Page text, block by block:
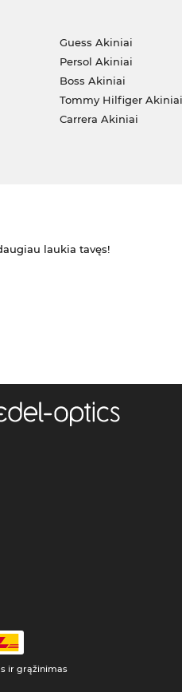
Guess Akiniai
Persol Akiniai
Boss Akiniai
Tommy Hilfiger Akiniai
Carrera Akiniai
laukia tavęs!
ir grąžinimas